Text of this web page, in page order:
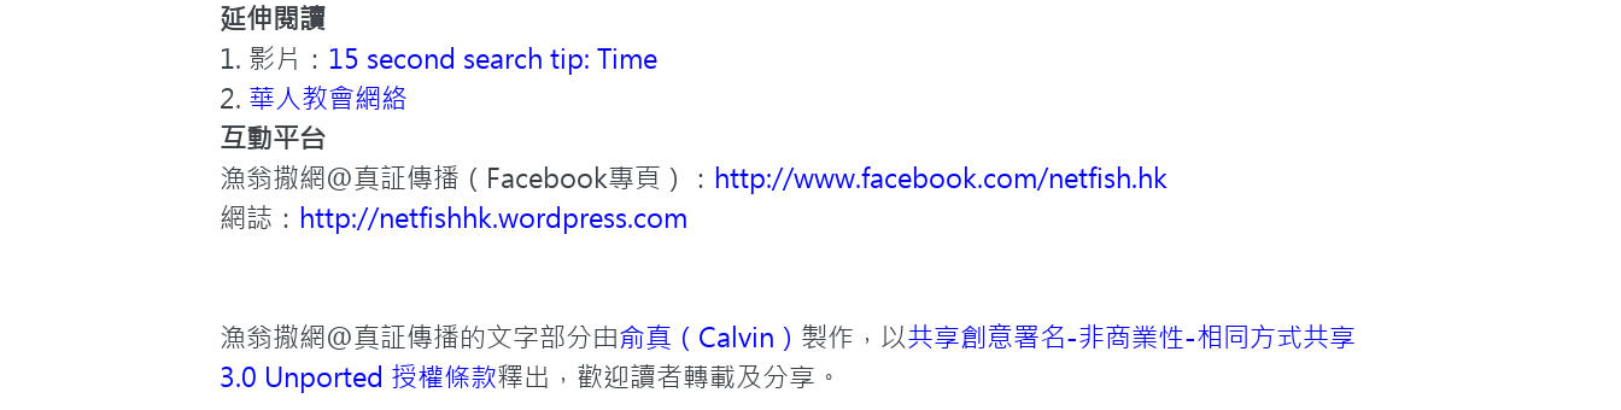
延伸閱讀
1. 影片： 15 second search tip: Time
2. 華人教會網絡
互動平台
漁翁撒網@真証傳播（Facebook專頁）： http://www.facebook.com/netfish.hk
網誌： http://netfishhk.wordpress.com
漁翁撒網@真証傳播的文字部分由俞真（Calvin） 製作，以共享創意署名-非商業性-相同方式共享
3.0 Unported 授權條款釋出，歡迎讀者轉載及分享。